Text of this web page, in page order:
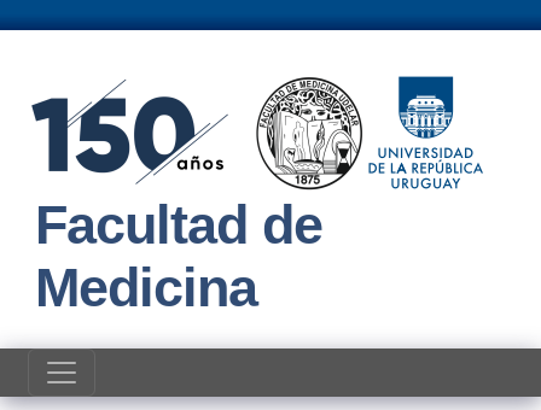
Facultad de
Medicina